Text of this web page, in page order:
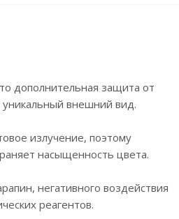
дополнительная защита от
внешний вид.
излучение, поэтому
насыщенность цвета.
негативного воздействия
реагентов.